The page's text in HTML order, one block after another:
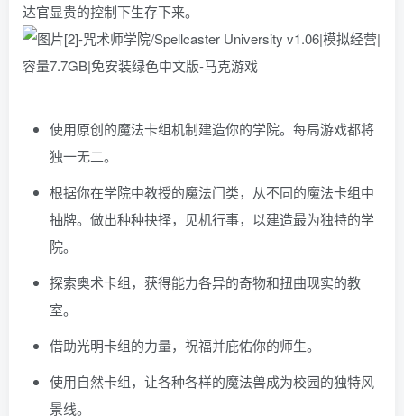
达官显贵的控制下生存下来。
使用原创的魔法卡组机制建造你的学院。每局游戏都将
独一无二。
根据你在学院中教授的魔法门类，从不同的魔法卡组中
抽牌。做出种种抉择，见机行事，以建造最为独特的学
院。
探索奥术卡组，获得能力各异的奇物和扭曲现实的教
室。
借助光明卡组的力量，祝福并庇佑你的师生。
使用自然卡组，让各种各样的魔法兽成为校园的独特风
景线。